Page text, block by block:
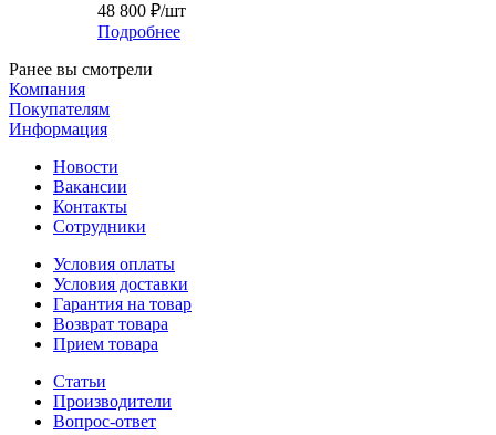
48 800 ₽/шт
Подробнее
Ранее вы смотрели
Компания
Покупателям
Информация
Новости
Вакансии
Контакты
Сотрудники
Условия оплаты
Условия доставки
Гарантия на товар
Возврат товара
Прием товара
Статьи
Производители
Вопрос-ответ